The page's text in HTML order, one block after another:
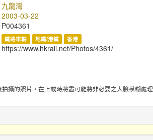
九龍灣
2003-03-22
P004361
鐵路車輛 地鐵/港鐵 香港
https://www.hkrail.net/Photos/4361/
攝的照片，在上載時將盡可能將非必要之人臉模糊處理